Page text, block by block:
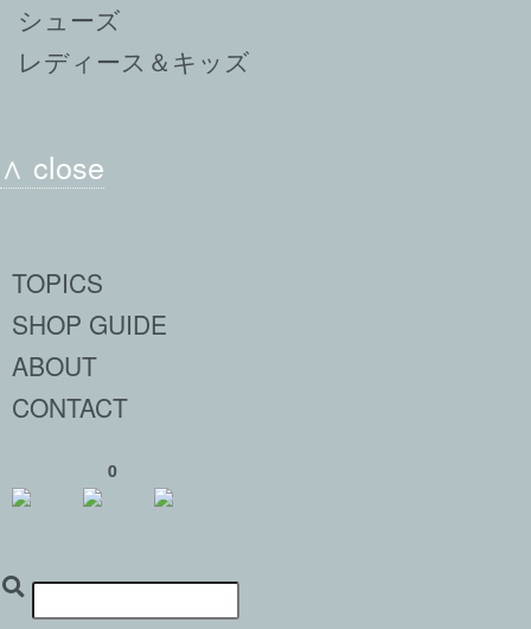
シューズ
レディース＆キッズ
∧ close
TOPICS
SHOP GUIDE
ABOUT
CONTACT
0